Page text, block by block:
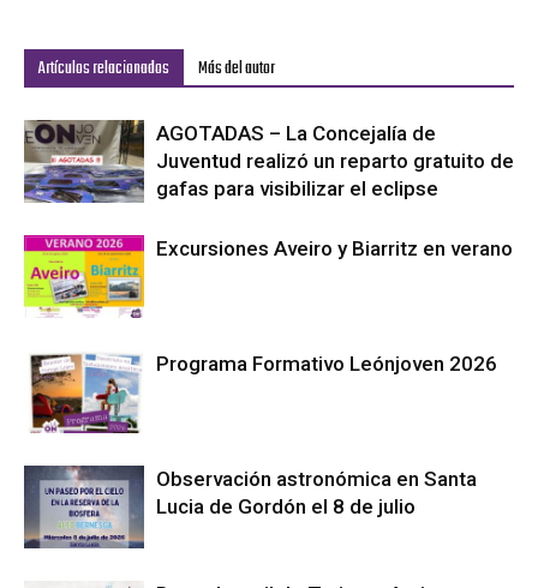
Artículos relacionados Más del autor
AGOTADAS – La Concejalía de
Juventud realizó un reparto gratuito de
gafas para visibilizar el eclipse
Excursiones Aveiro y Biarritz en verano
Programa Formativo Leónjoven 2026
Observación astronómica en Santa
Lucia de Gordón el 8 de julio